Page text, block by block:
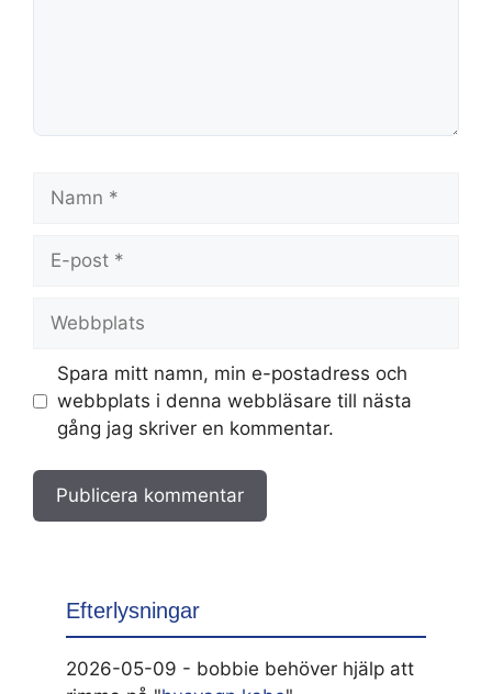
post
Spara mitt namn, min e-postadress och
webbplats i denna webbläsare till nästa
gång jag skriver en kommentar.
Efterlysningar
2026-05-09 - bobbie behöver hjälp att